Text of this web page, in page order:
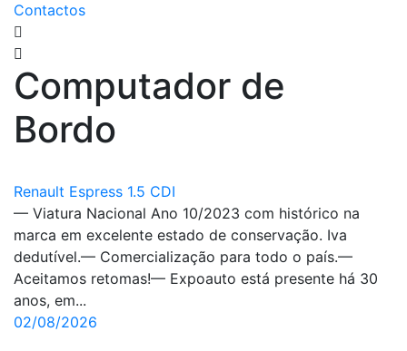
Contactos
Computador de
Bordo
Renault Espress 1.5 CDI
— Viatura Nacional Ano 10/2023 com histórico na
marca em excelente estado de conservação. Iva
dedutível.— Comercialização para todo o país.—
Aceitamos retomas!— Expoauto está presente há 30
anos, em...
02/08/2026